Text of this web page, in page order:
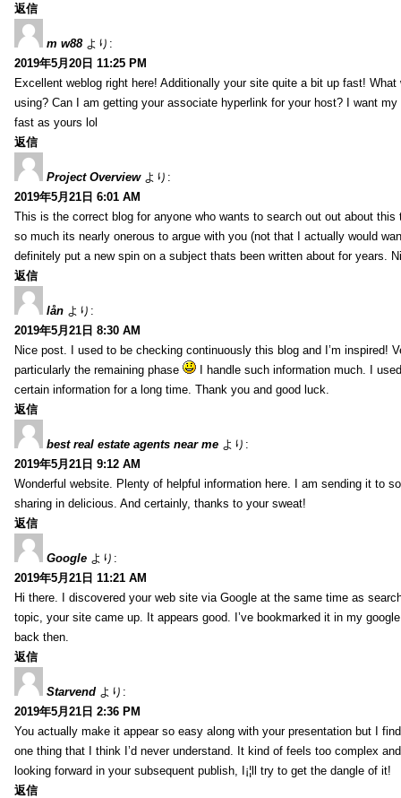
返信
m w88 より:
2019年5月20日 11:25 PM
Excellent weblog right here! Additionally your site quite a bit up fast! What
using? Can I am getting your associate hyperlink for your host? I want
fast as yours lol
返信
Project Overview より:
2019年5月21日 6:01 AM
This is the correct blog for anyone who wants to search out out about this
so much its nearly onerous to argue with you (not that I actually would
definitely put a new spin on a subject thats been written about for years.
返信
lån より:
2019年5月21日 8:30 AM
Nice post. I used to be checking continuously this blog and I’m inspired!
particularly the remaining phase
I handle such information much. I
certain information for a long time. Thank you and good luck.
返信
best real estate agents near me より:
2019年5月21日 9:12 AM
Wonderful website. Plenty of helpful information here. I am sending it to
sharing in delicious. And certainly, thanks to your sweat!
返信
Google より:
2019年5月21日 11:21 AM
Hi there. I discovered your web site via Google at the same time as
topic, your site came up. It appears good. I’ve bookmarked it in my
back then.
返信
Starvend より:
2019年5月21日 2:36 PM
You actually make it appear so easy along with your presentation but I
one thing that I think I’d never understand. It kind of feels too complex
looking forward in your subsequent publish, I¡¦ll try to get the dangle of it!
返信